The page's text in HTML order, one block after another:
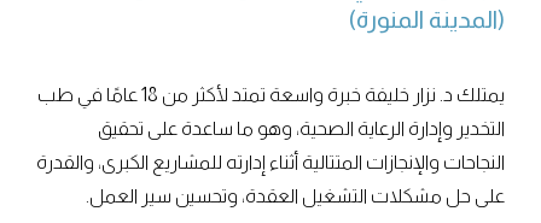
(المدينة المنورة)
يمتلك د. نزار خليفة خبرة واسعة تمتد لأكثر من 18 عامًا في طب
التخدير وإدارة الرعاية الصحية، وهو ما ساعدة على تحقيق
النجاحات والإنجازات المتتالية أثناء إدارته للمشاريع الكبرى، والقدرة
على حل مشكلات التشغيل العقدة، وتحسين سير العمل.